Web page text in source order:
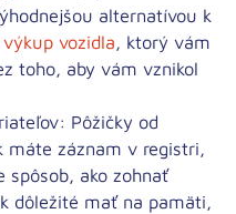
alternatívou k
vozidla , ktorý vám
toho, aby vám vznikol
Pôžičky od
záznam v registri,
spôsob, ako zohnať
dôležité mať na pamäti,